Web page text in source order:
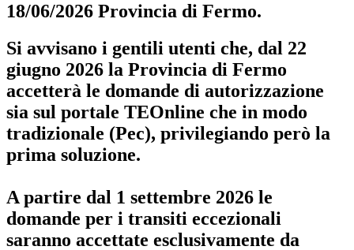
18/06/2026 Provincia di Fermo.
Si avvisano i gentili utenti che, dal 22
giugno 2026 la Provincia di Fermo
accetterà le domande di autorizzazione
sia sul portale TEOnline che in modo
tradizionale (Pec), privilegiando però la
prima soluzione.
A partire dal 1 settembre 2026 le
domande per i transiti eccezionali
saranno accettate esclusivamente da